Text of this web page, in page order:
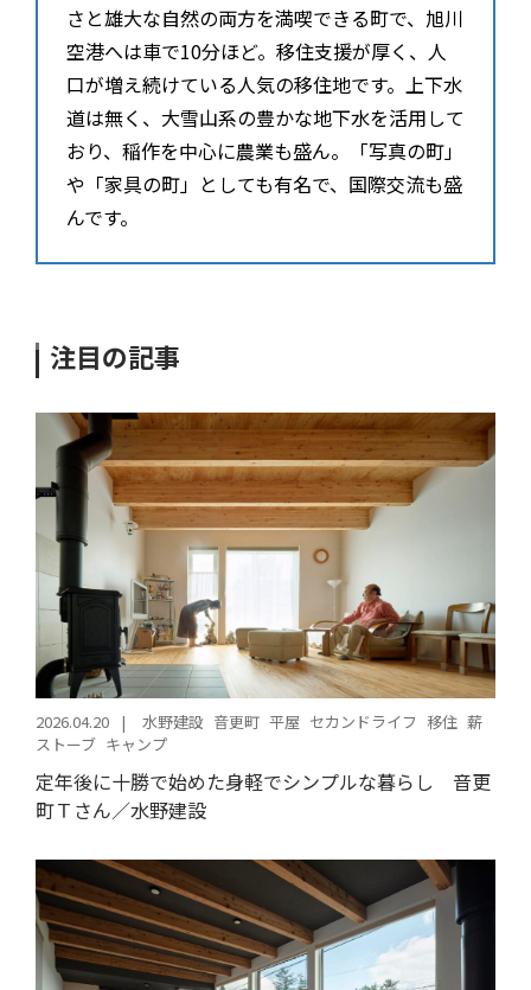
さと雄大な自然の両方を満喫できる町で、旭川
空港へは車で10分ほど。移住支援が厚く、人
口が増え続けている人気の移住地です。上下水
道は無く、大雪山系の豊かな地下水を活用して
おり、稲作を中心に農業も盛ん。「写真の町」
や「家具の町」としても有名で、国際交流も盛
んです。
注目の記事
2026.04.20 水野建設 音更町 平屋 セカンドライフ 移住 薪
ストーブ キャンプ
定年後に十勝で始めた身軽でシンプルな暮らし 音更
町Ｔさん／水野建設